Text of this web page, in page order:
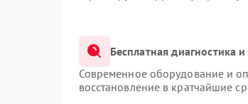
Бесплатная диагностика
Современное оборудование и
восстановление в кратчайшие